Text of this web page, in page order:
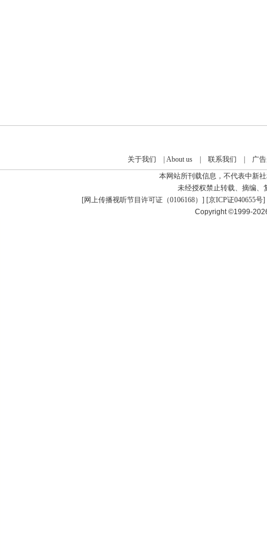
关于我们 About us| 联系我们
广
本网站所刊载信息，不代表中新
未经授权禁止转载、摘编、
[网上传播视听节目许可证（0106168） ] [京ICP证040655号]
Copyright ©1999-